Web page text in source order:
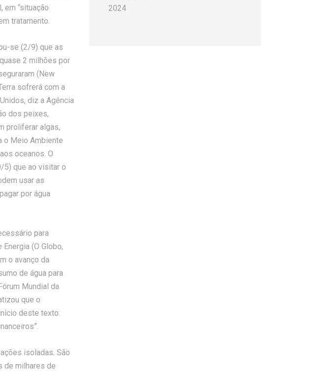
em “situação
tratamento.
se (2/9) que as
2 milhões por
(New
sofrerá com a
diz a Agência
dos peixes,
proliferar algas,
o Meio Ambiente
oceanos. O
5) que ao visitar o
usar as
por água
para
(O Globo,
o avanço da
de água para
Mundial da
que o
deste texto:
isoladas. São
de milhares de
2024